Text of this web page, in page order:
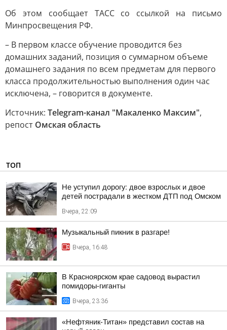
Об этом сообщает ТАСС со ссылкой на письмо
Минпросвещения РФ.
– В первом классе обучение проводится без
домашних заданий, позиция о суммарном объеме
домашнего задания по всем предметам для первого
класса продолжительностью выполнения один час
исключена, – говорится в документе.
Источник: Telegram-канал "Макаленко Максим",
репост Омская область
ТОП
Не уступил дорогу: двое взрослых и двое
детей пострадали в жестком ДТП под Омском
Вчера, 22:09
Музыкальный пикник в разгаре!
Вчера, 16:48
В Красноярском крае садовод вырастил
помидоры-гиганты
Вчера, 23:36
«Нефтяник-Титан» представил состав на